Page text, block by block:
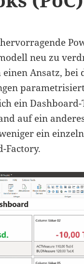
neu zu
einen Ansatz,
ein
auf ein
ein
Factory.